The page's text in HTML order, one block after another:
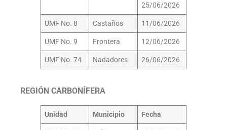
25/06/2026
UMF No. 8 Castaños 11/06/2026
UMF No. 9 Frontera 12/06/2026
UMF No. 74 Nadadores 26/06/2026
REGIÓN CARBONÍFERA
Unidad Municipio Fecha